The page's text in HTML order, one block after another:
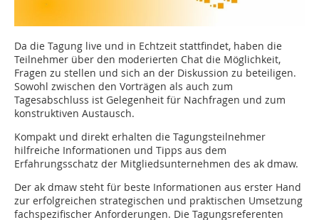
Da die Tagung live und in Echtzeit stattfindet, haben die
Teilnehmer über den moderierten Chat die Möglichkeit,
Fragen zu stellen und sich an der Diskussion zu beteiligen.
Sowohl zwischen den Vorträgen als auch zum
Tagesabschluss ist Gelegenheit für Nachfragen und zum
konstruktiven Austausch.
Kompakt und direkt erhalten die Tagungsteilnehmer
hilfreiche Informationen und Tipps aus dem
Erfahrungsschatz der Mitgliedsunternehmen des ak dmaw.
Der ak dmaw steht für beste Informationen aus erster Hand
zur erfolgreichen strategischen und praktischen Umsetzung
fachspezifischer Anforderungen. Die Tagungsreferenten